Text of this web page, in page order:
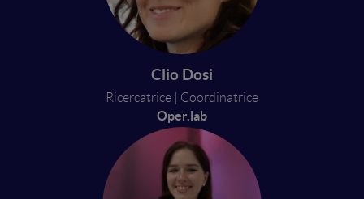
Clio Dosi
Ricercatrice | Coordinatrice
Oper.lab